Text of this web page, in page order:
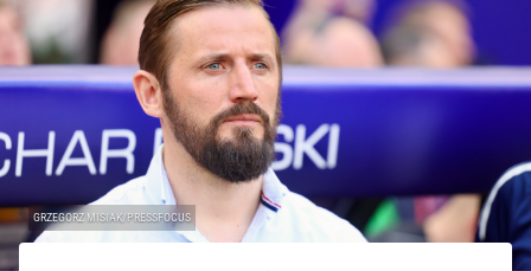
GRZEGORZ MISIAK/PRESSFOCUS